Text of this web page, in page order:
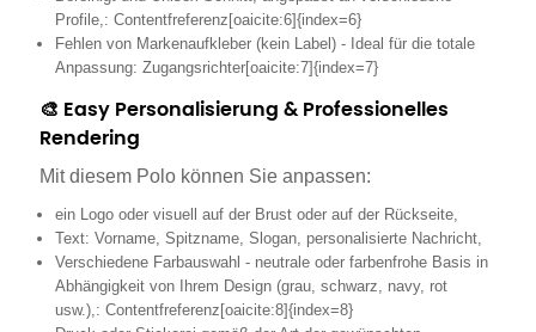
Profile,: Contentfreferenz[oaicite:6]{index=6}
Fehlen von Markenaufkleber (kein Label) - Ideal für die totale
Anpassung: Zugangsrichter[oaicite:7]{index=7}
🎨 Easy Personalisierung & Professionelles
Rendering
Mit diesem Polo können Sie anpassen:
ein Logo oder visuell auf der Brust oder auf der Rückseite,
Text: Vorname, Spitzname, Slogan, personalisierte Nachricht,
Verschiedene Farbauswahl - neutrale oder farbenfrohe Basis in
Abhängigkeit von Ihrem Design (grau, schwarz, navy, rot
usw.),: Contentfreferenz[oaicite:8]{index=8}